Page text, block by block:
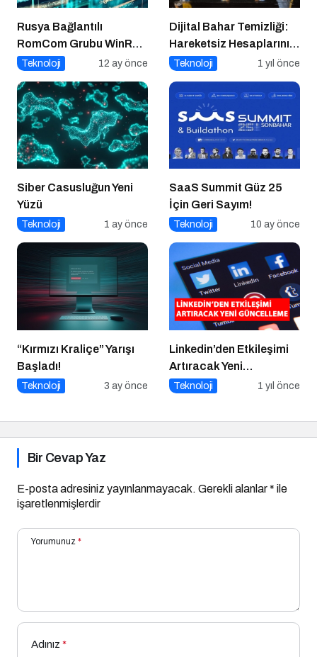
Rusya Bağlantılı
RomCom Grubu WinRAR
Açığını Hedef Aldı
Teknoloji 12 ay önce
Dijital Bahar Temizliği:
Hareketsiz Hesaplarınızı
Temizlemenin Zamanı
Teknoloji 1 yıl önce
Siber Casusluğun Yeni
Yüzü
Teknoloji 1 ay önce
SaaS Summit Güz 25
İçin Geri Sayım!
Teknoloji 10 ay önce
“Kırmızı Kraliçe” Yarışı
Başladı!
Teknoloji 3 ay önce
Linkedin’den Etkileşimi
Artıracak Yeni
Güncelleme
Teknoloji 1 yıl önce
Bir Cevap Yaz
E-posta adresiniz yayınlanmayacak. Gerekli alanlar* ile
işaretlenmişlerdir
Yorumunuz *
Adınız *